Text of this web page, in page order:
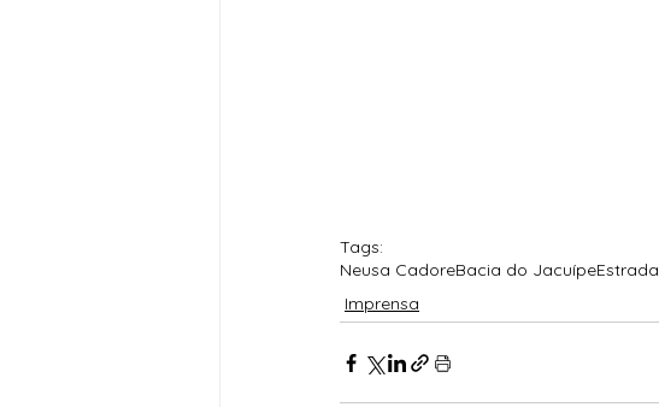
Tags:
Neusa CadoreBacia do JacuípeEstrada
Imprensa